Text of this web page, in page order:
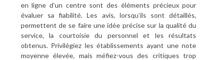
en ligne d’un centre sont des éléments précieux pour
évaluer sa fiabilité. Les avis, lorsqu’ils sont détaillés,
permettent de se faire une idée précise sur la qualité du
service, la courtoisie du personnel et les résultats
obtenus. Privilégiez les établissements ayant une note
moyenne élevée, mais méfiez-vous des critiques trop